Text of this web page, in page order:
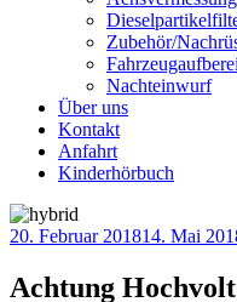
Zubehör/
Nachteinwurf
Über uns
Kontakt
Anfahrt
Kinderhörbuch
Veröffentlicht
20. Februar 201814. Mai
Achtung